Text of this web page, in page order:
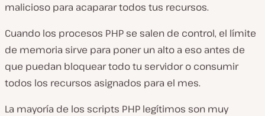
malicioso para acaparar todos tus recursos.
Cuando los procesos PHP se salen de control, el límite
de memoria sirve para poner un alto a eso antes de
que puedan bloquear todo tu servidor o consumir
todos los recursos asignados para el mes.
La mayoría de los scripts PHP legítimos son muy